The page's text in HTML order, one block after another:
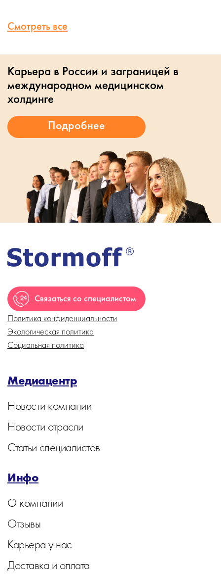
Смотреть все
Карьера в России и заграницей в
международном медицинском
холдинге
Связаться со специалистом
Политика конфиденциальности
Экологическая политика
Социальная политика
Медиацентр
Новости компании
Новости отрасли
Статьи специалистов
Инфо
О компании
Отзывы
Карьера у нас
Доставка и оплата